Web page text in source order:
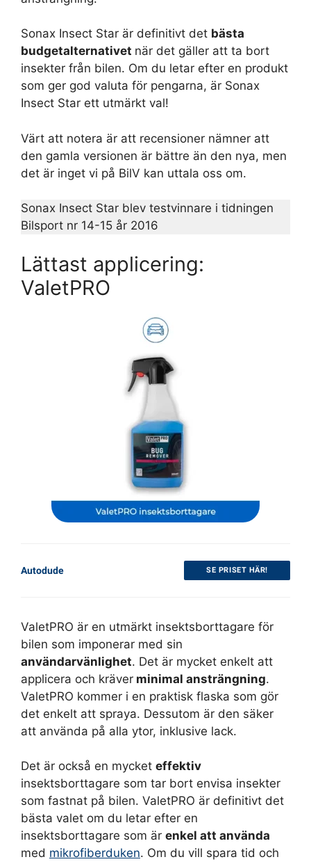
Sonax Insect Star är definitivt det bästa
budgetalternativet när det gäller att ta bort
insekter från bilen. Om du letar efter en produkt
som ger god valuta för pengarna, är Sonax
Insect Star ett utmärkt val!
Värt att notera är att recensioner nämner att
den gamla versionen är bättre än den nya, men
det är inget vi på BilV kan uttala oss om.
Sonax Insect Star blev testvinnare i tidningen
Bilsport nr 14-15 år 2016
Lättast applicering:
ValetPRO
Autodude SE PRISET HÄR!
ValetPRO är en utmärkt insektsborttagare för
bilen som imponerar med sin
användarvänlighet. Det är mycket enkelt att
applicera och kräver minimal ansträngning.
ValetPRO kommer i en praktisk flaska som gör
det enkelt att spraya. Dessutom är den säker
att använda på alla ytor, inklusive lack.
Det är också en mycket effektiv
insektsborttagare som tar bort envisa insekter
som fastnat på bilen. ValetPRO är definitivt det
bästa valet om du letar efter en
insektsborttagare som är enkel att använda
med mikrofiberduken. Om du vill spara tid och